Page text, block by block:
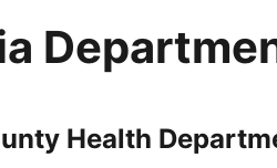
Health